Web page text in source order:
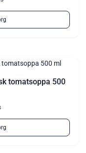
tomatsoppa 500